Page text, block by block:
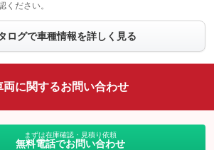
フロントカメラ
：装備なし
：装備なし
ルーフレール
：装備なし
：装備なし
ください。
ログで車種情報を詳しく見る
両に関するお問い合わせ
まずは在庫確認・見積り依頼
無料電話でお問い合わせ